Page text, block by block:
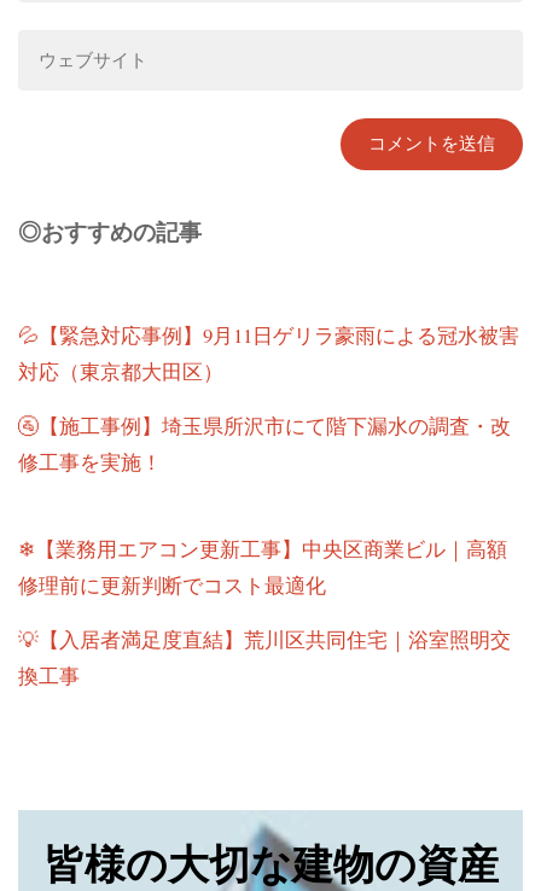
◎おすすめの記事
💦【緊急対応事例】9月11日ゲリラ豪雨による冠水被害
対応（東京都大田区）
🚰【施工事例】埼玉県所沢市にて階下漏水の調査・改
修工事を実施！
❄【業務用エアコン更新工事】中央区商業ビル｜高額
修理前に更新判断でコスト最適化
💡【入居者満足度直結】荒川区共同住宅｜浴室照明交
換工事
皆様の大切な建物の資産